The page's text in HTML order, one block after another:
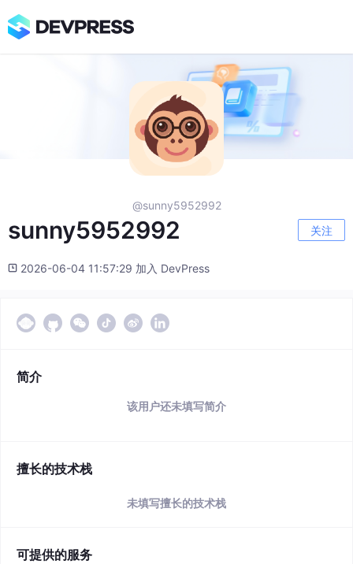
@sunny5952992
sunny5952992 关注
2026-06-04 11:57:29 加入 DevPress
简介
该用户还未填写简介
擅长的技术栈
未填写擅长的技术栈
可提供的服务